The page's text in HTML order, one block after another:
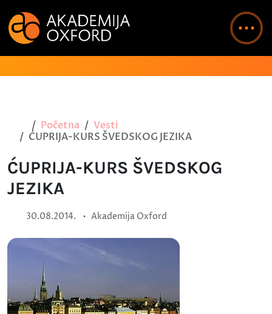
Početna
Vesti
ĆUPRIJA-KURS ŠVEDSKOG JEZIKA
ĆUPRIJA-KURS ŠVEDSKOG
JEZIKA
30.08.2014. • Akademija Oxford